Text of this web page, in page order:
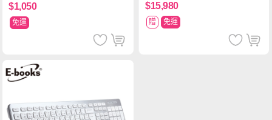
$1,050
免運
$15,980
贈 免運